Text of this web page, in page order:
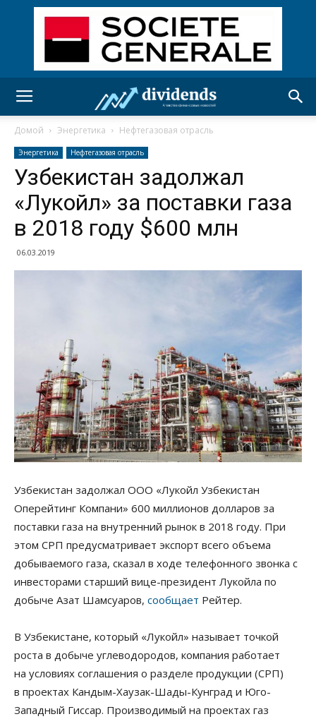
Домой Энергетика Нефтегазовая отрасль
Энергетика Нефтегазовая отрасль
Узбекистан задолжал
«Лукойл» за поставки газа
в 2018 году $600 млн
06.03.2019
Узбекистан задолжал ООО «Лукойл Узбекистан
Оперейтинг Компани» 600 миллионов долларов за
поставки газа на внутренний рынок в 2018 году. При
этом СРП предусматривает экспорт всего объема
добываемого газа, сказал в ходе телефонного звонка с
инвесторами старший вице-президент Лукойла по
добыче Азат Шамсуаров, сообщает Рейтер.
В Узбекистане, который «Лукойл» называет точкой
роста в добыче углеводородов, компания работает
на условиях соглашения о разделе продукции (СРП)
в проектах Кандым-Хаузак-Шады-Кунград и Юго-
Западный Гиссар. Производимый на проектах газ